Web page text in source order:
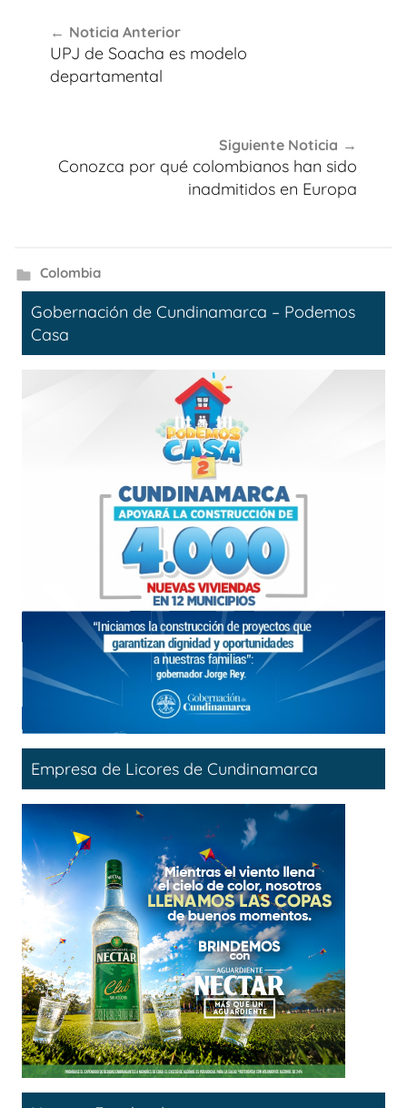
de
entradas
Noticia Anterior
UPJ de Soacha es modelo
departamental
Siguiente Noticia
Conozca por qué colombianos han sido
inadmitidos en Europa
Colombia
Gobernación de Cundinamarca – Podemos
Casa
Empresa de Licores de Cundinamarca